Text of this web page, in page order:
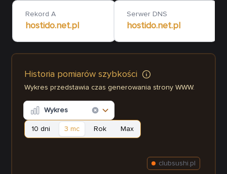
Rekord A
hostido.net.pl
Serwer DNS
hostido.net.pl
Historia pomiarów szybkości
Wykres przedstawia czas generowania strony WWW.
Wykres
10 dni 3 mc Rok Max
clubsushi.pl